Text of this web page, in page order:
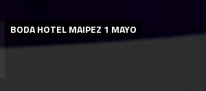
BODA HOTEL MAIPEZ 1 MAYO